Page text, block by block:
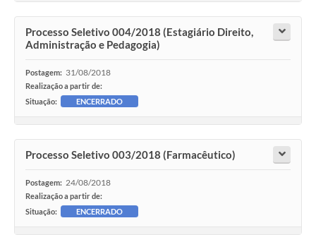
Processo Seletivo 004/2018 (Estagiário Direito,
Administração e Pedagogia)
Postagem: 31/08/2018
Realização a partir de:
Situação:
ENCERRADO
Processo Seletivo 003/2018 (Farmacêutico)
Postagem: 24/08/2018
Realização a partir de:
Situação:
ENCERRADO